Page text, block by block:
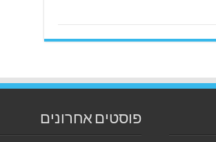
פוסטים אחרונים